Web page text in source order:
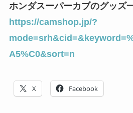
ホンダスーパーカブのグッズ
https://camshop.jp/?
A5%C0&sort=n
X Facebook